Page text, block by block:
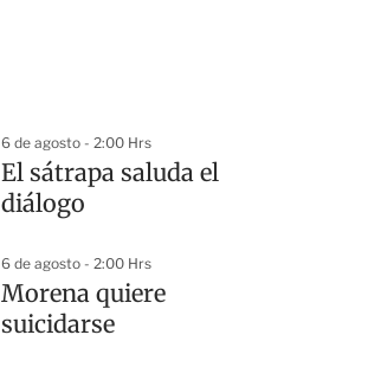
6 de agosto - 2:00 Hrs
El sátrapa saluda el
diálogo
6 de agosto - 2:00 Hrs
Morena quiere
suicidarse